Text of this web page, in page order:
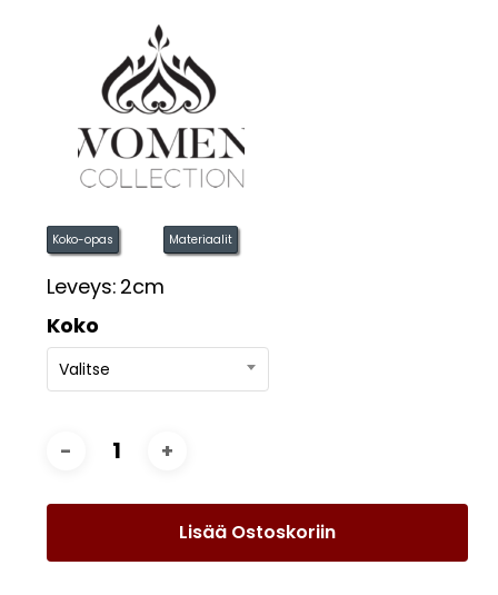
Koko-opas Materiaalit
Leveys: 2cm
Koko
Valitse
Lisää Ostoskoriin